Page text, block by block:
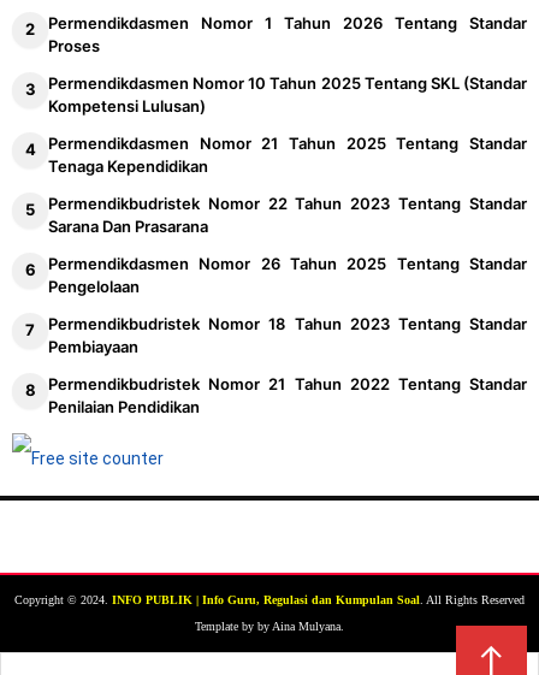
Permendikdasmen Nomor 1 Tahun 2026 Tentang Standar
Proses
Permendikdasmen Nomor 10 Tahun 2025 Tentang SKL (Standar
Kompetensi Lulusan)
Permendikdasmen Nomor 21 Tahun 2025 Tentang Standar
Tenaga Kependidikan
Permendikbudristek Nomor 22 Tahun 2023 Tentang Standar
Sarana Dan Prasarana
Permendikdasmen Nomor 26 Tahun 2025 Tentang Standar
Pengelolaan
Permendikbudristek Nomor 18 Tahun 2023 Tentang Standar
Pembiayaan
Permendikbudristek Nomor 21 Tahun 2022 Tentang Standar
Penilaian Pendidikan
Copyright © 2024. INFO PUBLIK | Info Guru, Regulasi dan Kumpulan Soal . All Rights Reserved
Template by by Aina Mulyana.
↑